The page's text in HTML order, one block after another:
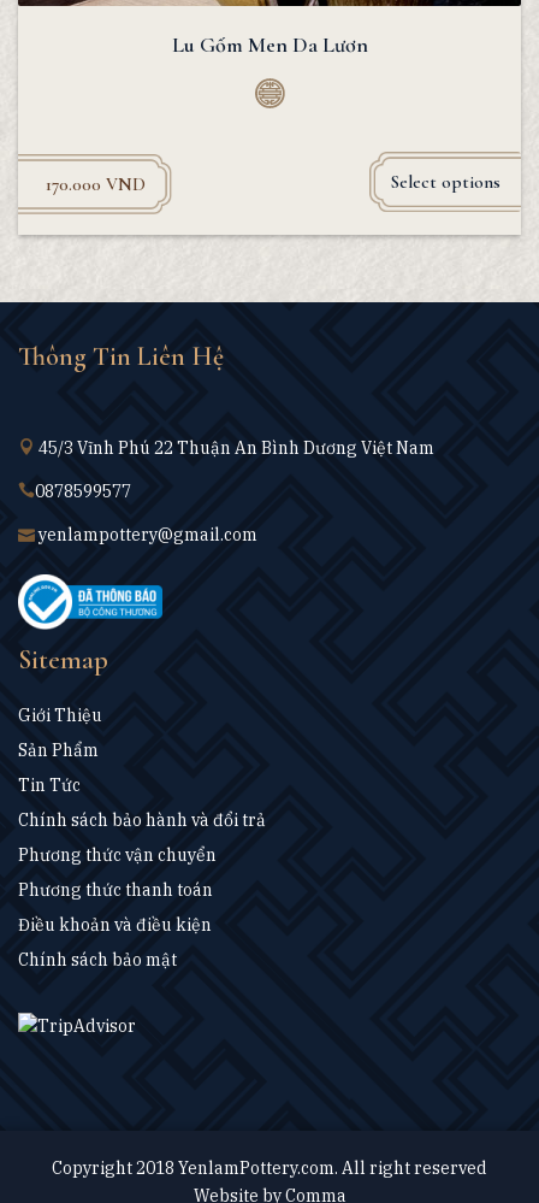
Lu Gốm Men Da Lươn
170.000 VND Select options
Thông Tin Liên Hệ
45/3 Vĩnh Phú 22 Thuận An Bình Dương Việt Nam
0878599577
yenlampottery@gmail.com
Sitemap
Giới Thiệu
Sản Phẩm
Tin Tức
Chính sách bảo hành và đổi trả
Phương thức vận chuyển
Phương thức thanh toán
Điều khoản và điều kiện
Chính sách bảo mật
Copyright 2018 YenlamPottery.com. All right reserved
Website byComma